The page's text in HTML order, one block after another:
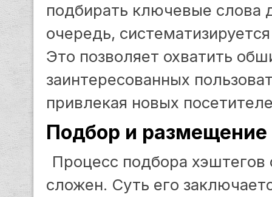
подбирать ключевые слова
очередь,
Это позволяет охватить
заинтересованных
привлекая новых
Подбор и размещение
Процесс подбора
сложен. Суть его